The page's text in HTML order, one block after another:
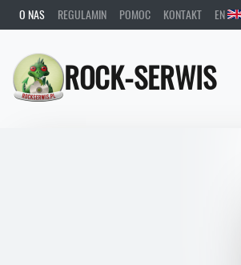
O NAS REGULAMIN POMOC KONTAKT EN
ROCK-SERWIS